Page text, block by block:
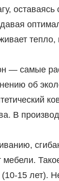
— самые
об
В
15 лет).